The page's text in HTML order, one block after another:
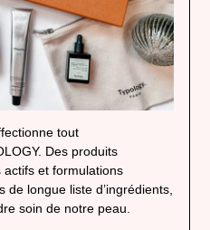
tout
Des produits
et formulations
longue liste d’ingrédients,
soin de notre peau.